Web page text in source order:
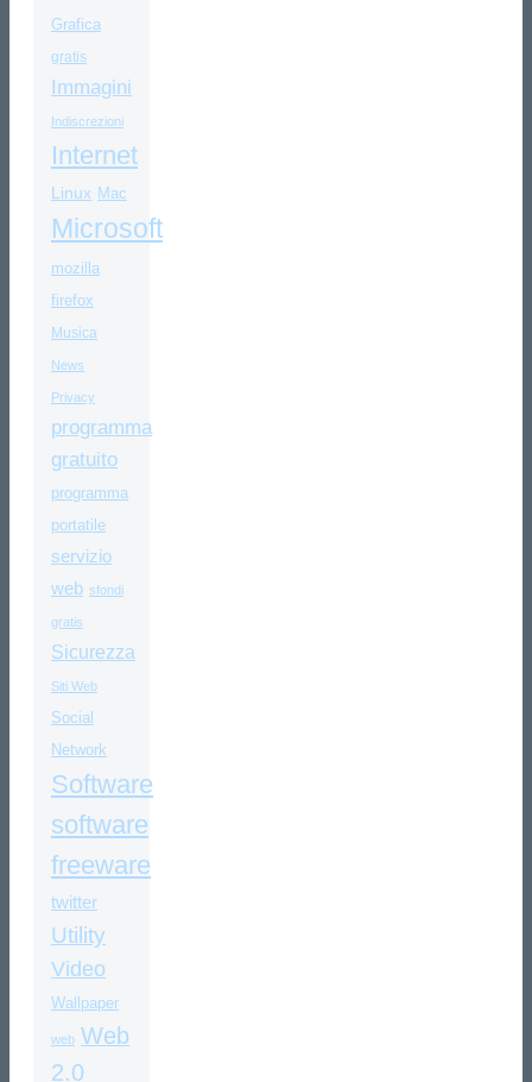
Grafica
gratis
Immagini
Indiscrezioni
Internet
Linux Mac
Microsoft
mozilla
firefox
Musica
News
Privacy
programma
gratuito
programma
portatile
servizio
web sfondi
gratis
Sicurezza
Siti Web
Social
Network
Software
software
freeware
twitter
Utility
Video
Wallpaper
web Web
2.0